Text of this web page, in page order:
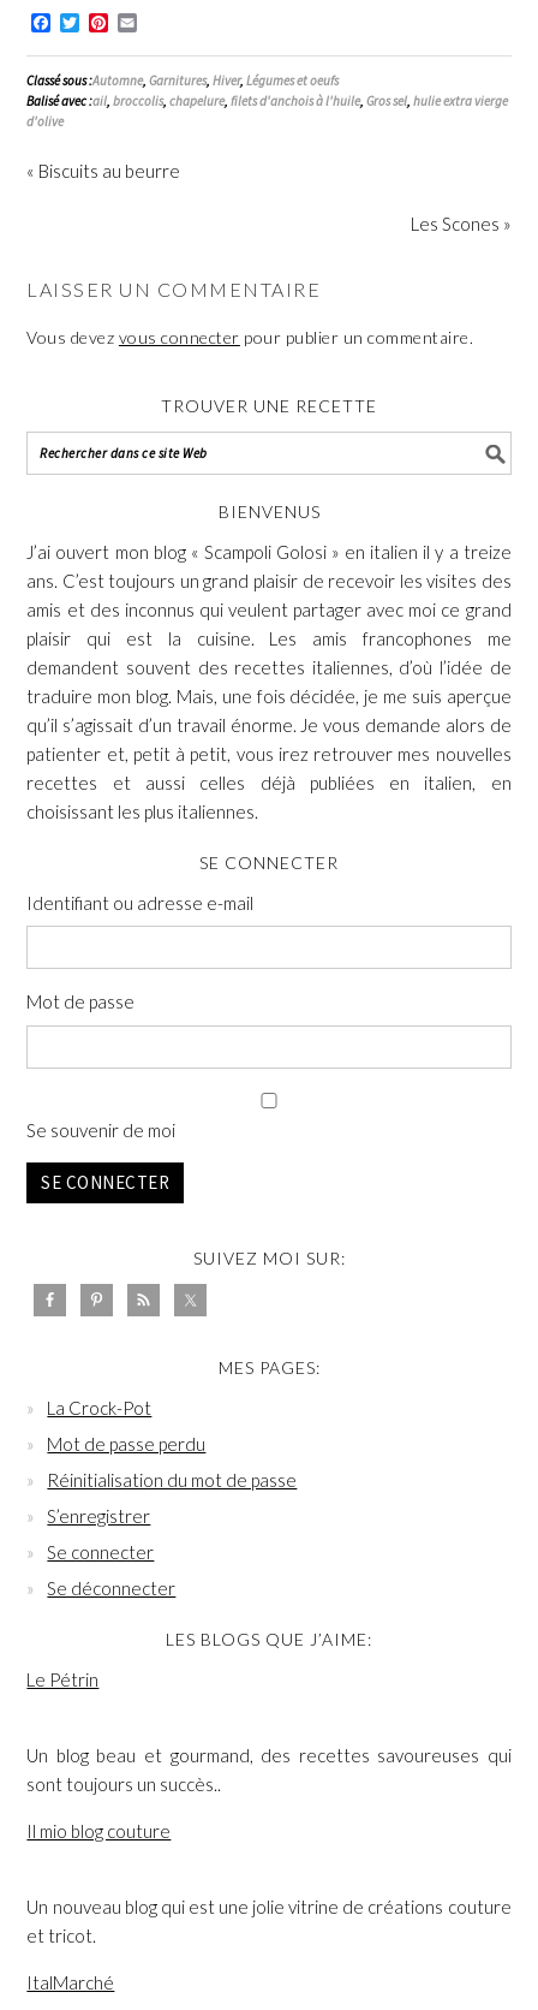
Facebook
TwitterPinterest
Classé sous :Automne,Garnitures,Hiver,Légumes et oeufs
Balisé avec :ail,broccolis,chapelure,filets d'anchois à l'huile,Gros sel,hulie extra vierge
d'olive
« Biscuits au beurre
Les Scones »
LAISSER UN COMMENTAIRE
Vous devez vous connecter pour publier un commentaire.
TROUVER UNE RECETTE
BIENVENUS
J’ai ouvert mon blog « Scampoli Golosi » en italien il y a treize
ans. C’est toujours un grand plaisir de recevoir les visites des
amis et des inconnus qui veulent partager avec moi ce grand
plaisir qui est la cuisine. Les amis francophones me
demandent souvent des recettes italiennes, d’où l’idée de
traduire mon blog. Mais, une fois décidée, je me suis aperçue
qu’il s’agissait d’un travail énorme. Je vous demande alors de
patienter et, petit à petit, vous irez retrouver mes nouvelles
recettes et aussi celles déjà publiées en italien, en
choisissant les plus italiennes.
SE CONNECTER
Identifiant ou adresse e-mail
Mot de passe
Se souvenir de moi
SE CONNECTER
SUIVEZ MOI SUR:
MES PAGES:
La Crock-Pot
Mot de passe perdu
Réinitialisation du mot de passe
S’enregistrer
Se connecter
Se déconnecter
LES BLOGS QUE J’AIME:
Le Pétrin
Un blog beau et gourmand, des recettes savoureuses qui
sont toujours un succès..
Il mio blog couture
Un nouveau blog qui est une jolie vitrine de créations couture
et tricot.
ItalMarché